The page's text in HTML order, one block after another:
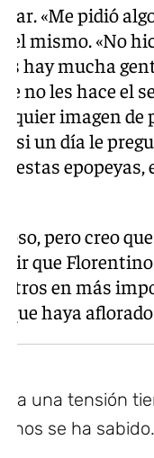
«Me pidió
el mismo. «No
hay mucha
no les hace el
imagen
si un día le
estas
pero creo
que
en más
que haya
una tensión
se ha